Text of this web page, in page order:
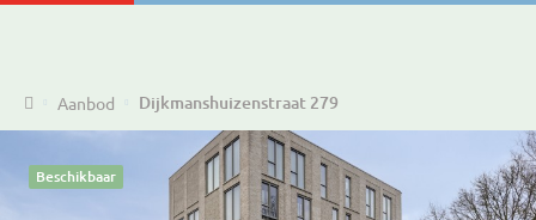
HomeAanbod Dijkmanshuizenstraat 279
Beschikbaar